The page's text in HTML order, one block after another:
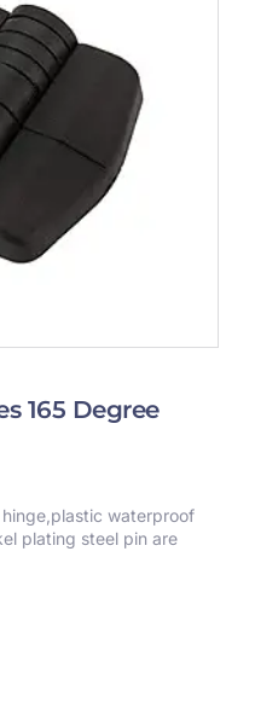
165 Degree
waterproof
plating steel pin are